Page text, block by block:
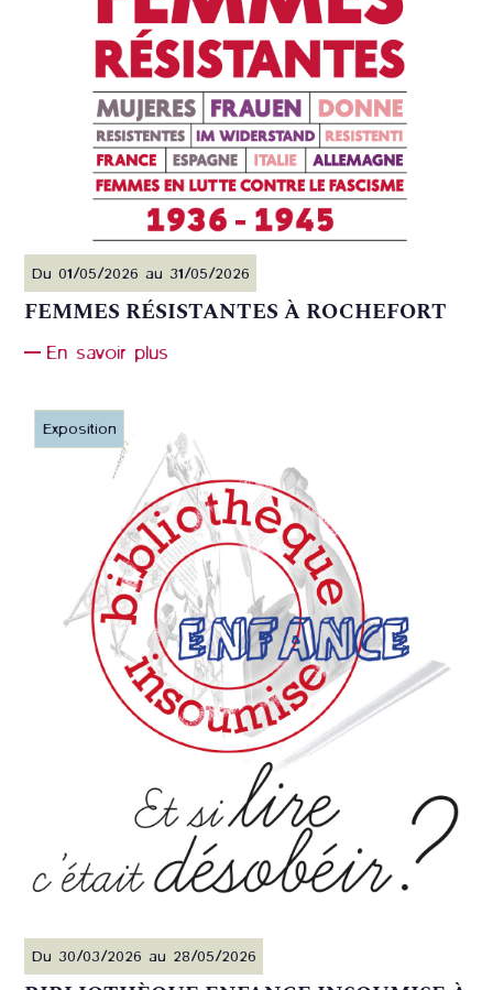
Du 01/05/2026 au 31/05/2026
FEMMES RÉSISTANTES À ROCHEFORT
En savoir plus
Exposition
Du 30/03/2026 au 28/05/2026